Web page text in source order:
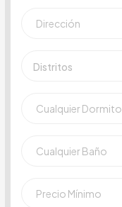
Distritos